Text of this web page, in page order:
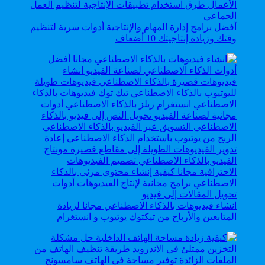
أفضل برامج إدارة المهام والإنتاجية أدوات سرية لتنظيم
وقتك وزيادة إنتاجيتك 10 أضعاف
انشاء فيديوهات بالذكاء الاصطناعي مجانا لزيادة
المتابعين والأرباح من تيكتوك يوتيوب و انستغرام